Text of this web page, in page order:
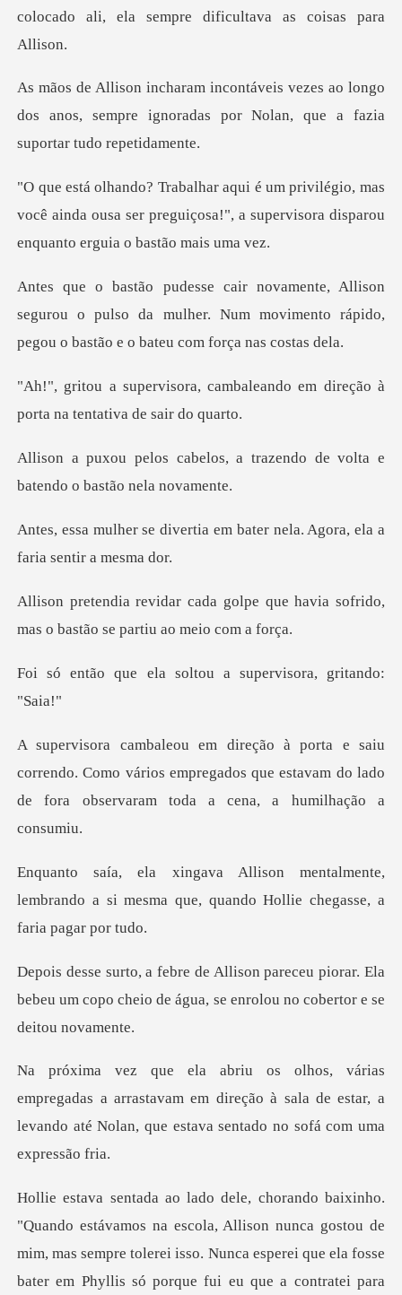
colocado ali, ela sempre
s ao longo
dos anos, sempre ignoradas por No
, mas
você ainda ousa ser preguiçosa!", a superviso
segurou o pulso da mulher. Num movimento rápido,
ambaleando em direção à
porta
s, a trazendo de volta e
bat
ia em bater nela. Agora, ela
lpe que havia sofrido,
mas o bast
soltou a supervisor
rendo. Como vários empregados que estavam do lado
de
lmente,
lembrando a si mesma que, quando
eu piorar. Ela
bebeu um copo cheio de água,
a arrastavam em direção à sala de estar, a
levando até
mim, mas sempre tolerei isso. Nunca esperei que ela fosse
bater em Phyllis só porque fui eu que a contrate